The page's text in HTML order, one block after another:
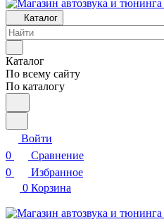
Каталог
Каталог
По всему сайту
По каталогу
Войти
0
Сравнение
0
Избранное
0 Корзина